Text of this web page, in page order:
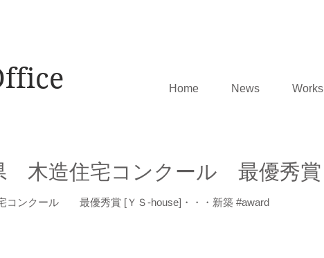
Home News Works
木造住宅コンクール 最優秀賞
ンクール 最優秀賞 [ＹＳ-house]・・・新築 #award